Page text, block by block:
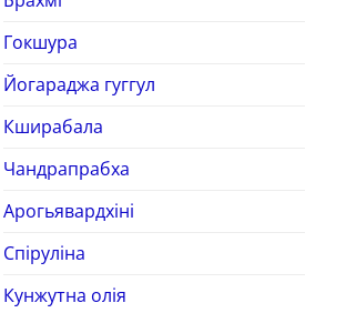
Гокшура
Йогараджа гуггул
Кширабала
Чандрапрабха
Арогьявардхіні
Спіруліна
Кунжутна олія